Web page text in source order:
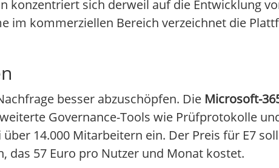
konzentriert sich derweil auf die Entwicklung
im kommerziellen Bereich verzeichnet die
besser abzuschöpfen. Die Microsoft-
Governance-Tools wie Prüfprotokolle
14.000 Mitarbeitern ein. Der Preis für E7
das 57 Euro pro Nutzer und Monat kostet.